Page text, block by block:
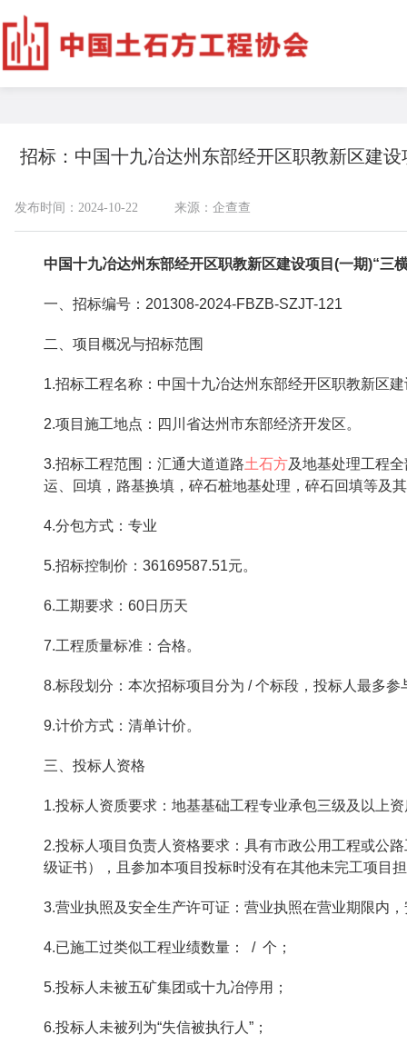
招标：中国十九冶达州东部经开区职教新区建
发布时间：2024-10-22 来源：企查查
中国十九冶达州东部经开区职教新区建设项目(一期)“三
一、招标编号：201308-2024-FBZB-SZJT-121
二、项目概况与招标范围
1.招标工程名称：中国十九冶达州东部经开区职教新区
2.项目施工地点：四川省达州市东部经济开发区。
3.招标工程范围：汇通大道道路土石方及地基处理工程
运、回填，路基换填，碎石桩地基处理，碎石回填等及
4.分包方式：专业
5.招标控制价：36169587.51元。
6.工期要求：60日历天
7.工程质量标准：合格。
8.标段划分：本次招标项目分为 / 个标段，投标人最多
9.计价方式：清单计价。
三、投标人资格
1.投标人资质要求：地基基础工程专业承包三级及以上
2.投标人项目负责人资格要求：具有市政公用工程或公
级证书），且参加本项目投标时没有在其他未完工项目
3.营业执照及安全生产许可证：营业执照在营业期限内
4.已施工过类似工程业绩数量： / 个；
5.投标人未被五矿集团或十九冶停用；
6.投标人未被列为“失信被执行人”；